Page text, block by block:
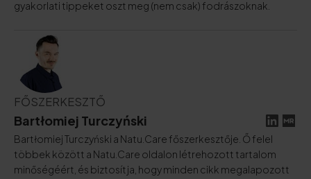
gyakorlati tippeket oszt meg (nem csak) fodrászoknak.
FŐSZERKESZTŐ
Bartłomiej Turczyński
Bartłomiej Turczyński a Natu.Care főszerkesztője. Ő felel
többek között a Natu.Care oldalon létrehozott tartalom
minőségéért, és biztosítja, hogy minden cikk megalapozott